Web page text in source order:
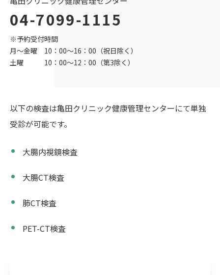
04-7099-1115
※予約受付時間
月～金曜 10：00～16：00（祝日除く）
土曜 10：00～12：00（第3除く）
以下の検査は亀田クリニック健康管理センターにて単独
受診が可能です。
大腸内視鏡検査
大腸CT検査
肺CT検査
PET-CT検査